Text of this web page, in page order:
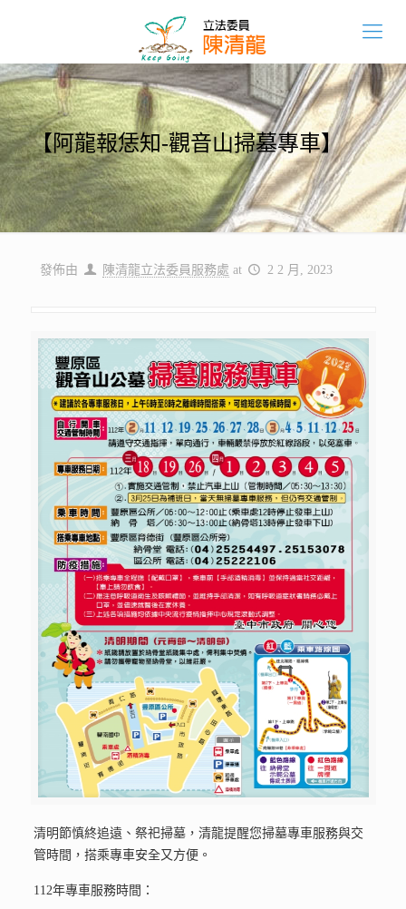
【阿龍報恁知-觀音山掃墓專車】
發佈由 陳清龍立法委員服務處 at 2 2 月, 2023
清明節慎終追遠、祭祀掃墓，清龍提醒您掃墓專車服務與交
管時間，搭乘專車安全又方便。
112年專車服務時間：